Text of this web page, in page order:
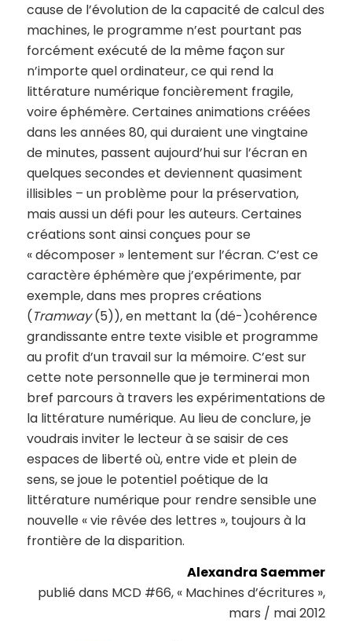
cause de l’évolution de la capacité de calcul des
machines, le programme n’est pourtant pas
forcément exécuté de la même façon sur
n’importe quel ordinateur, ce qui rend la
littérature numérique foncièrement fragile,
voire éphémère. Certaines animations créées
dans les années 80, qui duraient une vingtaine
de minutes, passent aujourd’hui sur l’écran en
quelques secondes et deviennent quasiment
illisibles – un problème pour la préservation,
mais aussi un défi pour les auteurs. Certaines
créations sont ainsi conçues pour se
« décomposer » lentement sur l’écran. C’est ce
caractère éphémère que j’expérimente, par
exemple, dans mes propres créations
(Tramway(5)), en mettant la (dé-)cohérence
grandissante entre texte visible et programme
au profit d’un travail sur la mémoire. C’est sur
cette note personnelle que je terminerai mon
bref parcours à travers les expérimentations de
la littérature numérique. Au lieu de conclure, je
voudrais inviter le lecteur à se saisir de ces
espaces de liberté où, entre vide et plein de
sens, se joue le potentiel poétique de la
littérature numérique pour rendre sensible une
nouvelle « vie rêvée des lettres », toujours à la
frontière de la disparition.
Alexandra Saemmer
publié dans MCD #66, « Machines d’écritures »,
mars / mai 2012